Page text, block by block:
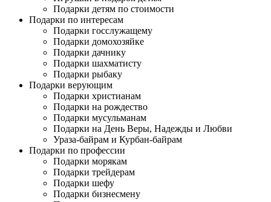
Подарки детям по стоимости
Подарки по интересам
Подарки госслужащему
Подарки домохозяйке
Подарки дачнику
Подарки шахматисту
Подарки рыбаку
Подарки верующим
Подарки христианам
Подарки на рождество
Подарки мусульманам
Подарки на День Веры, Надежды и Любви
Ураза-байрам и Курбан-байрам
Подарки по профессии
Подарки морякам
Подарки трейдерам
Подарки шефу
Подарки бизнесмену